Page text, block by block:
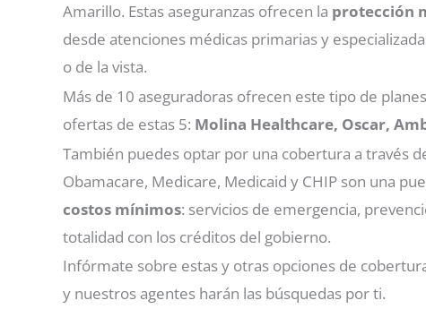
Amarillo. Estas aseguranzas ofrecen la protección
desde atenciones médicas primarias y
o de la vista.
Más de 10 aseguradoras ofrecen este tipo de
ofertas de estas 5: Molina Healthcare, Oscar,
También puedes optar por una cobertura a través
Obamacare, Medicare, Medicaid y CHIP son una
costos mínimos: servicios de emergencia,
totalidad con los créditos del gobierno.
Infórmate sobre estas y otras opciones de
y nuestros agentes harán las búsquedas por ti.